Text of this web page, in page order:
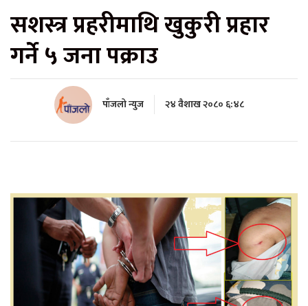
सशस्त्र प्रहरीमाथि खुकुरी प्रहार
गर्ने ५ जना पक्राउ
पाँजलो न्युज २४ वैशाख २०८० ६:४८